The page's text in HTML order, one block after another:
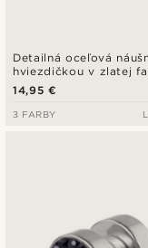
Detailná oceľová
hviezdičkou v zlatej
14,95 €
3 FARBY